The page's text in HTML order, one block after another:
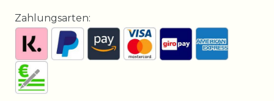
Zahlungsarten: